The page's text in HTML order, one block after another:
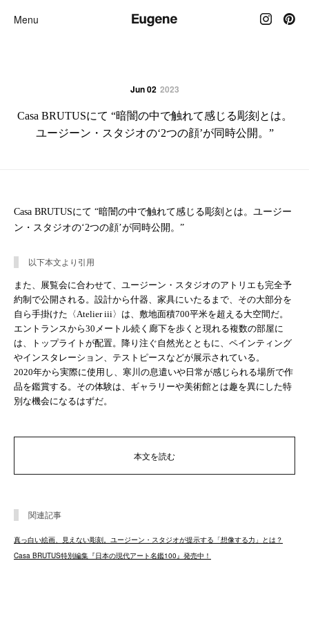
Menu
Jun 02 2023
Casa BRUTUSにて “暗闇の中で触れて感じる彫刻とは。
ユージーン・スタジオの‘2つの顔’が同時公開。”
Casa BRUTUSにて “暗闇の中で触れて感じる彫刻とは。ユージー
ン・スタジオの‘2つの顔’が同時公開。”
以下本文より引用
また、展覧会に合わせて、ユージーン・スタジオのアトリエも完全予
約制で公開される。設計から什器、家具にいたるまで、その大部分を
自ら手掛けた〈Atelier iii〉は、敷地面積700平米を超える大空間だ。
エントランスから30メートル続く廊下を歩くと現れる複数の部屋に
は、トップライトが配置。降り注ぐ自然光とともに、ペインティング
やインスタレーション、テストピースなどが展示されている。
2020年から実際に使用し、寒川の息遣いや日常が感じられる場所で作
品を鑑賞する。その体験は、ギャラリーや美術館とは趣を異にした特
別な機会になるはずだ。
本文を読む
関連記事
真っ白い絵画、見えない彫刻。ユージーン・スタジオが提示する「想像する力」とは？
Casa BRUTUS特別編集『日本の現代アート名鑑100』発売中！